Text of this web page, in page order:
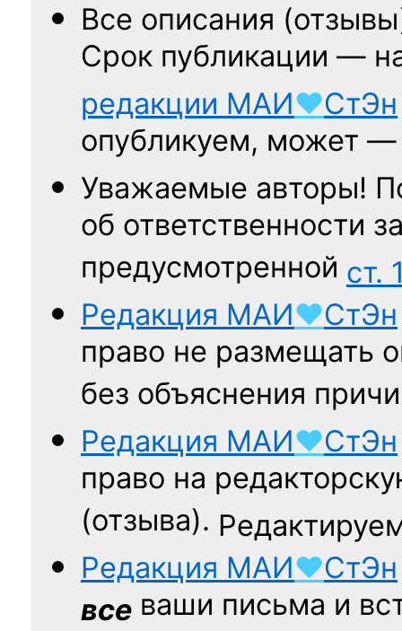
Все описания
Срок публикации —
редакции МАИ♥СтЭн
опубликуем, может
Уважаемые авторы!
об ответственности
предусмотренной ст.
Редакция МАИ♥СтЭн
право не размещать
без объяснения
Редакция МАИ♥СтЭн
право на
(отзыва).
Редакция МАИ♥СтЭн
все ваши письма и